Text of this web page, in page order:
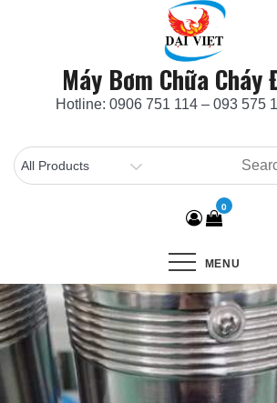
Máy Bơm Chữa
Hotline: 0906 751 114 – 093 575
0
MENU